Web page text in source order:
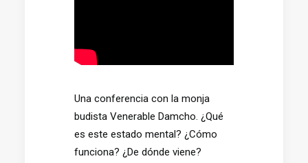
Una conferencia con la monja
budista Venerable Damcho. ¿Qué
es este estado mental? ¿Cómo
funciona? ¿De dónde viene?